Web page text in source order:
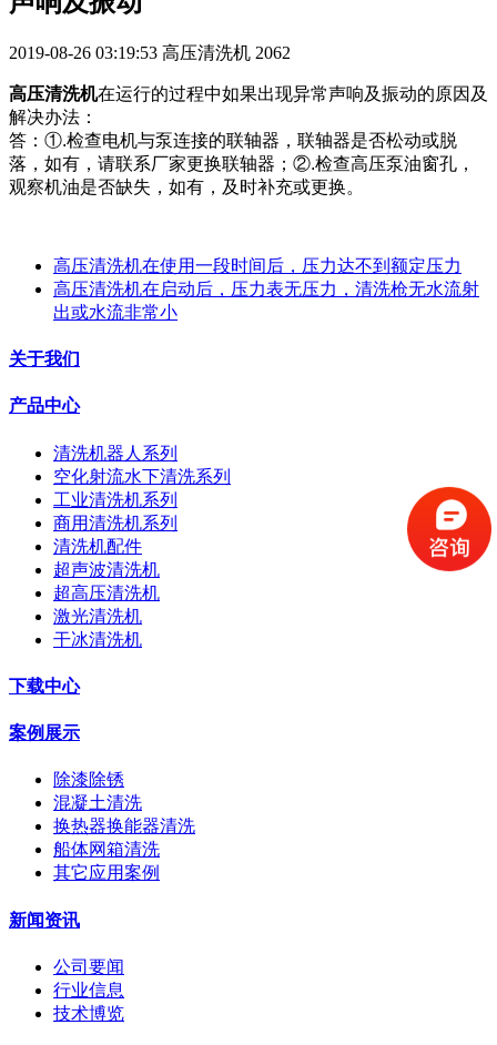
2019-08-26 03:19:53 高压清洗机 2062
高压清洗机在运行的过程中如果出现异常声响及振动的原因及
解决办法：
答：①.检查电机与泵连接的联轴器，联轴器是否松动或脱
落，如有，请联系厂家更换联轴器；②.检查高压泵油窗孔，
观察机油是否缺失，如有，及时补充或更换。
高压清洗机在使用一段时间后，压力达不到额定压力
高压清洗机在启动后，压力表无压力，清洗枪无水流射
出或水流非常小
关于我们
产品中心
清洗机器人系列
空化射流水下清洗系列
工业清洗机系列
商用清洗机系列
清洗机配件
超声波清洗机
超高压清洗机
激光清洗机
干冰清洗机
下载中心
案例展示
除漆除锈
混凝土清洗
换热器换能器清洗
船体网箱清洗
其它应用案例
新闻资讯
公司要闻
行业信息
技术博览